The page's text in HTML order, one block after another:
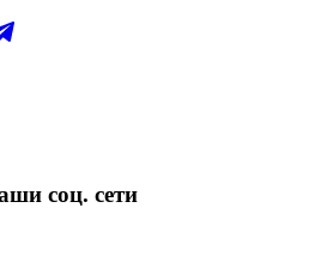
соц. сети